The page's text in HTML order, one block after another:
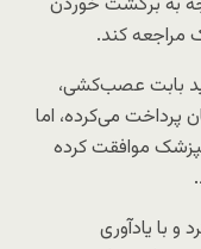
مراجعه کند.
بابت عصب‌کشی،
۱۵ میلیون تومان پرداخت می‌کرده، اما
موافقت کرده
کرد و با یادآوری